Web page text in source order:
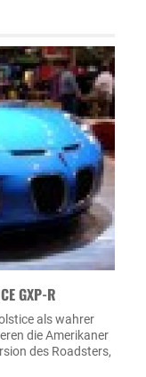
GXP-R
als wahrer
die Amerikaner
des Roadsters,